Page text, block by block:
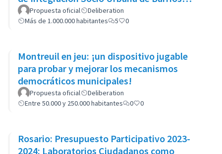
Populares: el caso del Barrio 20
Propuesta oficial
Deliberation
Más de 1.000.000 habitantes
5 0
Montreuil en jeu: ¡un dispositivo jugable
para probar y mejorar los mecanismos
democráticos municipales!
Propuesta oficial
Deliberation
Entre 50.000 y 250.000 habitantes
0 0
Rosario: Presupuesto Participativo 2023-
2024: Laboratorios Ciudadanos como